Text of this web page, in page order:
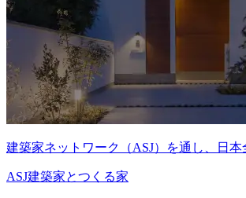
建築家ネットワーク（ASJ）を通し、日
ASJ建築家とつくる家